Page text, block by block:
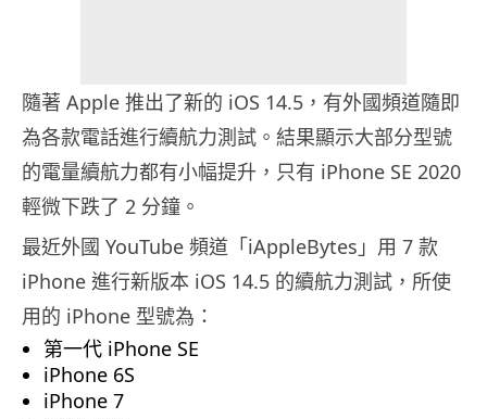
隨著 Apple 推出了新的 iOS 14.5，有外國頻道隨即
為各款電話進行續航力測試。結果顯示大部分型號
的電量續航力都有小幅提升，只有 iPhone SE 2020
輕微下跌了 2 分鐘。
最近外國 YouTube 頻道「iAppleBytes」用 7 款
iPhone 進行新版本 iOS 14.5 的續航力測試，所使
用的 iPhone 型號為：
第一代 iPhone SE
iPhone 6S
iPhone 7